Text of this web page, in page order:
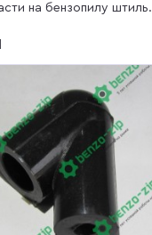
на бензопилу штиль.